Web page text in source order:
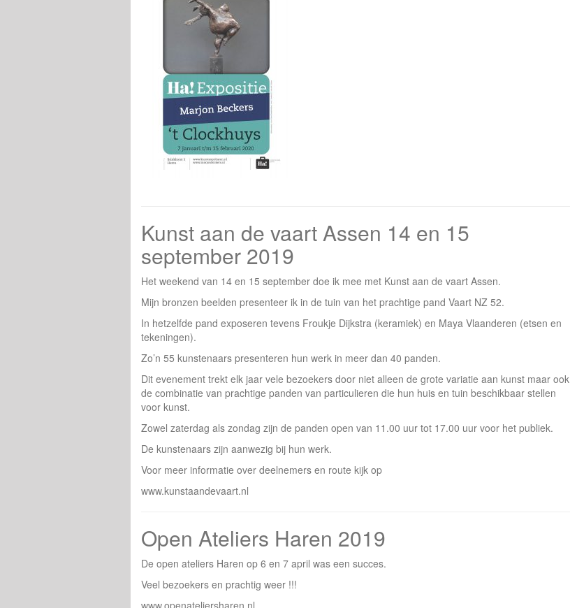
Kunst aan de vaart Assen 14 en 15
september 2019
Het weekend van 14 en 15 september doe ik mee met Kunst aan de vaart Assen.
Mijn bronzen beelden presenteer ik in de tuin van het prachtige pand Vaart NZ 52.
In hetzelfde pand exposeren tevens Froukje Dijkstra (keramiek) en Maya Vlaanderen (etsen en
tekeningen).
Zo’n 55 kunstenaars presenteren hun werk in meer dan 40 panden.
Dit evenement trekt elk jaar vele bezoekers door niet alleen de grote variatie aan kunst maar ook
de combinatie van prachtige panden van particulieren die hun huis en tuin beschikbaar stellen
voor kunst.
Zowel zaterdag als zondag zijn de panden open van 11.00 uur tot 17.00 uur voor het publiek.
De kunstenaars zijn aanwezig bij hun werk.
Voor meer informatie over deelnemers en route kijk op
www.kunstaandevaart.nl
Open Ateliers Haren 2019
De open ateliers Haren op 6 en 7 april was een succes.
Veel bezoekers en prachtig weer !!!
www.openateliersharen.nl